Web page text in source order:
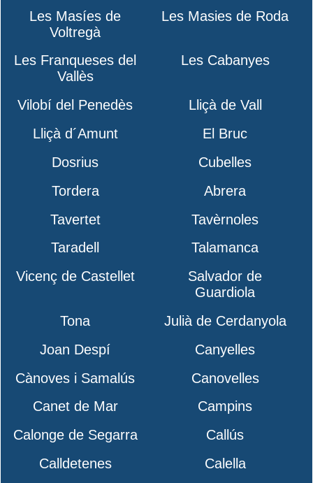
Les Masíes de
Voltregà
Les Masies de Roda
Les Franqueses del
Vallès
Les Cabanyes
Vilobí del Penedès
Lliçà de Vall
Lliçà d´Amunt
El Bruc
Dosrius
Cubelles
Tordera
Abrera
Tavertet
Tavèrnoles
Taradell
Talamanca
Vicenç de Castellet
Salvador de
Guardiola
Tona
Julià de Cerdanyola
Joan Despí
Canyelles
Cànoves i Samalús
Canovelles
Canet de Mar
Campins
Calonge de Segarra
Callús
Calldetenes
Calella